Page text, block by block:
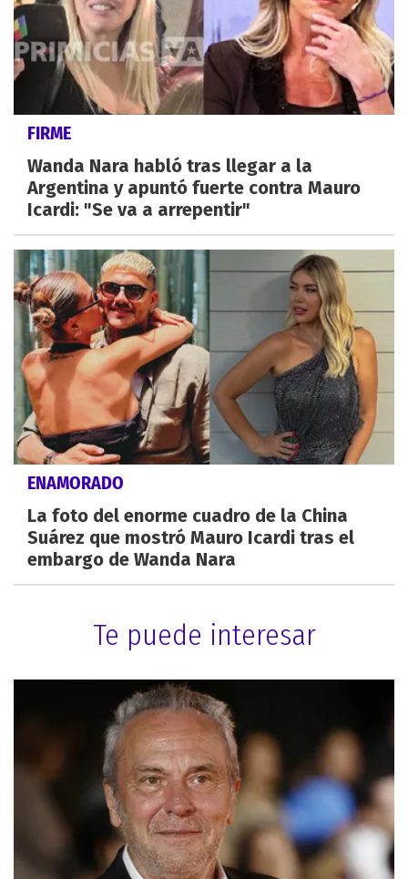
FIRME
Wanda Nara habló tras llegar a la
Argentina y apuntó fuerte contra Mauro
Icardi: "Se va a arrepentir"
ENAMORADO
La foto del enorme cuadro de la China
Suárez que mostró Mauro Icardi tras el
embargo de Wanda Nara
Te puede interesar